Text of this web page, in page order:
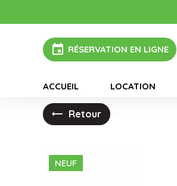
event RÉSERVATION EN LIGNE
ACCUEIL LOCATION
Retour
NEUF